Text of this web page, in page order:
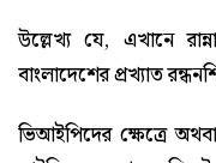
উল্লেখ্য যে, এখানে
বাংলাদেশের প্রখ্যাত
ভিআইপিদের ক্ষেত্রে